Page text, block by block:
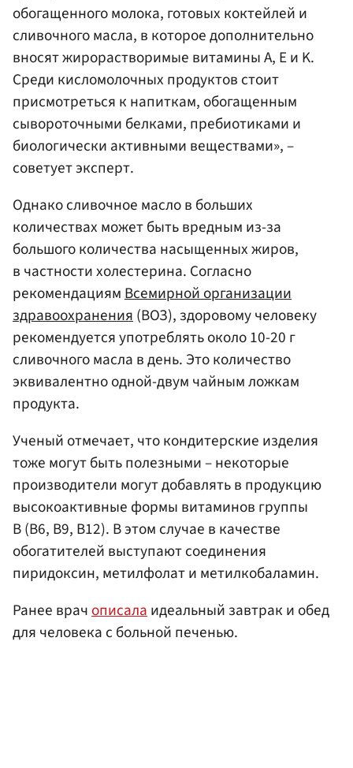
обогащенного молока, готовых коктейлей и
сливочного масла, в которое дополнительно
вносят жирорастворимые витамины А, Е и K.
Среди кисломолочных продуктов стоит
присмотреться к напиткам, обогащенным
сывороточными белками, пребиотиками и
биологически активными веществами», –
советует эксперт.
Однако сливочное масло в больших
количествах может быть вредным из-за
большого количества насыщенных жиров,
в частности холестерина. Согласно
рекомендациямВсемирной организации
здравоохранения(ВОЗ), здоровому человеку
рекомендуется употреблять около 10-20 г
сливочного масла в день. Это количество
эквивалентно одной-двум чайным ложкам
продукта.
Ученый отмечает, что кондитерские изделия
тоже могут быть полезными – некоторые
производители могут добавлять в продукцию
высокоактивные формы витаминов группы
В (B6, B9, B12). В этом случае в качестве
обогатителей выступают соединения
пиридоксин, метилфолат и метилкобаламин.
Ранее врачописалаидеальный завтрак и обед
для человека с больной печенью.